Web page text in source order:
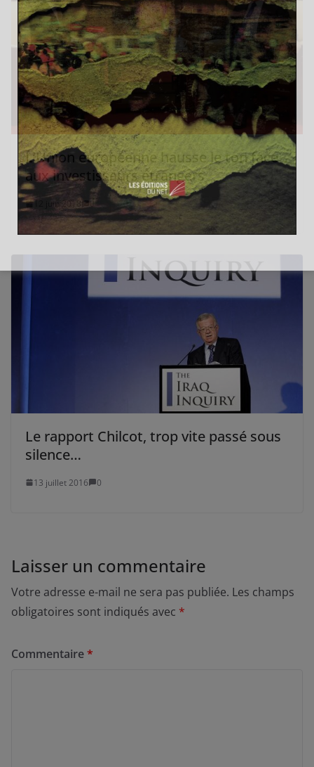
L’Union européenne hausse le ton face
aux investisseurs étrangers
12 juin 2018 0
Le rapport Chilcot, trop vite passé sous
silence…
13 juillet 2016 0
Laisser un commentaire
Votre adresse e-mail ne sera pas publiée. Les champs
obligatoires sont indiqués avec *
Commentaire*